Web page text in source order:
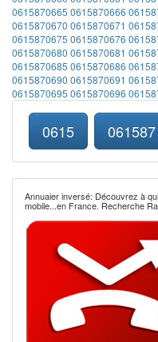
0615870665 0615870666
0615870670 0615870671
0615870675 0615870676
0615870680 0615870681
0615870685 0615870686
0615870690 0615870691
0615870695 0615870696
0615 061587
Annuaier inversé: Découvrez à
mobile...en France. Recherche